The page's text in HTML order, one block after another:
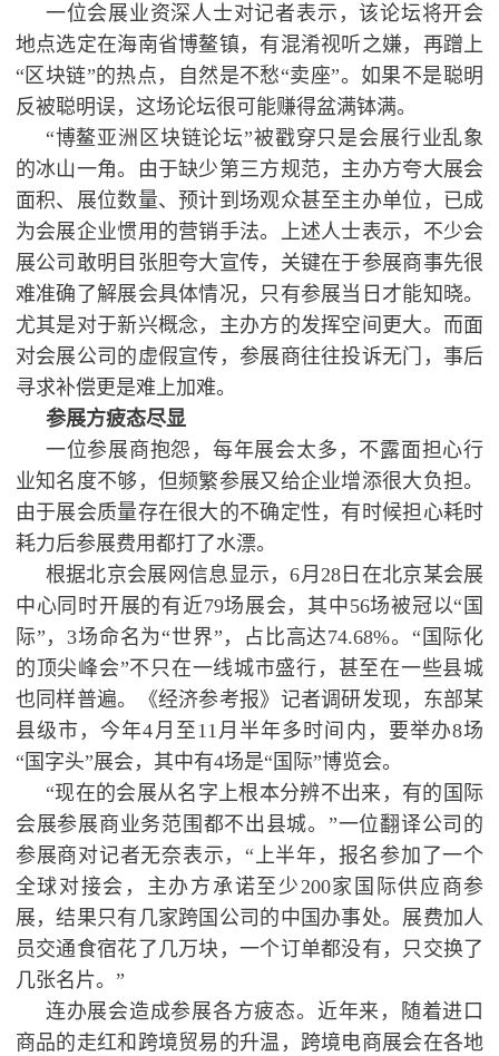
一位会展业资深人士对记者表示，该论坛将开会
地点选定在海南省博鳌镇，有混淆视听之嫌，再蹭上
“区块链”的热点，自然是不愁“卖座”。如果不是聪明
反被聪明误，这场论坛很可能赚得盆满钵满。
“博鳌亚洲区块链论坛”被戳穿只是会展行业乱象
的冰山一角。由于缺少第三方规范，主办方夸大展会
面积、展位数量、预计到场观众甚至主办单位，已成
为会展企业惯用的营销手法。上述人士表示，不少会
展公司敢明目张胆夸大宣传，关键在于参展商事先很
难准确了解展会具体情况，只有参展当日才能知晓。
尤其是对于新兴概念，主办方的发挥空间更大。而面
对会展公司的虚假宣传，参展商往往投诉无门，事后
寻求补偿更是难上加难。
参展方疲态尽显
一位参展商抱怨，每年展会太多，不露面担心行
业知名度不够，但频繁参展又给企业增添很大负担。
由于展会质量存在很大的不确定性，有时候担心耗时
耗力后参展费用都打了水漂。
根据北京会展网信息显示，6月28日在北京某会展
中心同时开展的有近79场展会，其中56场被冠以“国
际”，3场命名为“世界”，占比高达74.68%。“国际化
的顶尖峰会”不只在一线城市盛行，甚至在一些县城
也同样普遍。《经济参考报》记者调研发现，东部某
县级市，今年4月至11月半年多时间内，要举办8场
“国字头”展会，其中有4场是“国际”博览会。
“现在的会展从名字上根本分辨不出来，有的国际
会展参展商业务范围都不出县城。”一位翻译公司的
参展商对记者无奈表示，“上半年，报名参加了一个
全球对接会，主办方承诺至少200家国际供应商参
展，结果只有几家跨国公司的中国办事处。展费加人
员交通食宿花了几万块，一个订单都没有，只交换了
几张名片。”
连办展会造成参展各方疲态。近年来，随着进口
商品的走红和跨境贸易的升温，跨境电商展会在各地